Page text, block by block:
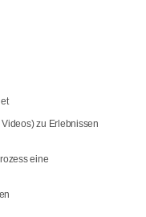
zu Erlebnissen
eine